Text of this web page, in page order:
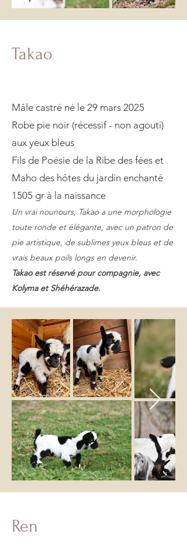
Takao
Mâle castré né le 29 mars 2025
Robe pie noir (récessif - non agouti)
aux yeux bleus
Fils de Poésie de la Ribe des fées et
Maho des hôtes du jardin enchanté
1505 gr à la naissance
​Un vrai nounours, Takao a une morphologie
toute ronde et élégante, avec un patron de
pie artistique, de sublimes yeux bleus et de
vrais beaux poils longs en devenir.
Takao est réservé pour compagnie, avec
Kolyma et Shéhérazade.
Ren